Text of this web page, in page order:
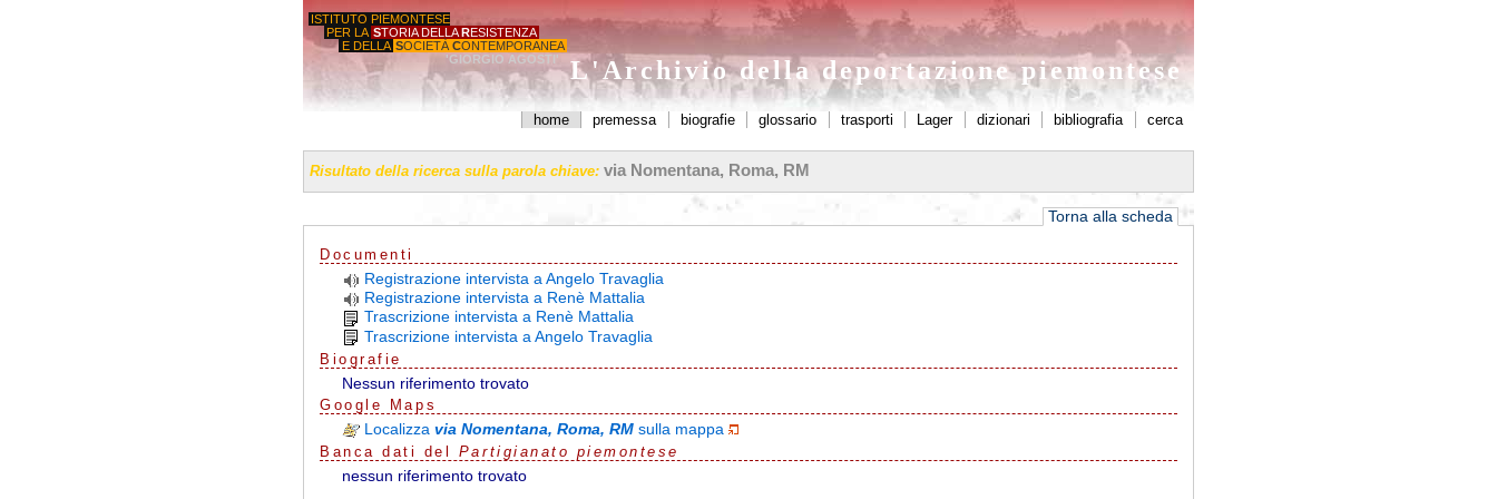
ISTITUTO PIEMONTESE
PER LA STORIA DELLA RESISTENZA
E DELLA SOCIETÀ CONTEMPORANEA
'GIORGIO AGOSTI'
L'Archivio della deportazione piemontese
home premessa biografie glossario trasporti Lager dizionari bibliografia cerca
Risultato della ricerca sulla parola chiave: via Nomentana, Roma, RM
Torna alla scheda
Documenti
Registrazione intervista a Angelo Travaglia
Registrazione intervista a Renè Mattalia
Trascrizione intervista a Renè Mattalia
Trascrizione intervista a Angelo Travaglia
Biografie
Nessun riferimento trovato
G oo g e Maps
Localizzavia Nomentana, Roma, RMsulla mappa
Banca dati del Partigianato piemontese
nessun riferimento trovato